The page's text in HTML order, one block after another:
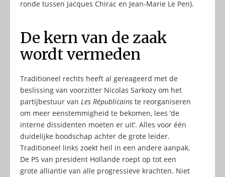
ronde tussen Jacques Chirac en Jean-Marie Le Pen).
De kern van de zaak
wordt vermeden
Traditioneel rechts heeft al gereageerd met de
beslissing van voorzitter Nicolas Sarkozy om het
partijbestuur van Les Républicains te reorganiseren
om meer eenstemmigheid te bekomen, lees ‘de
interne dissidenten moeten er uit’. Alles voor één
duidelijke boodschap achter de grote leider.
Traditioneel links zoekt heil in een andere aanpak.
De PS van president Hollande roept op tot een
grote alliantie van alle progressieve krachten. Niet